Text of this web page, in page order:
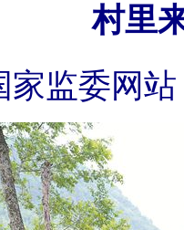
村里
家监委网